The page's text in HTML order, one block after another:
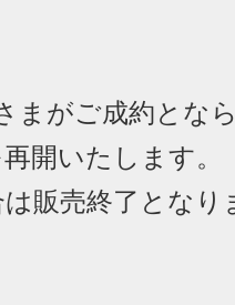
まがご成約とな
開いたします。
販売終了となり